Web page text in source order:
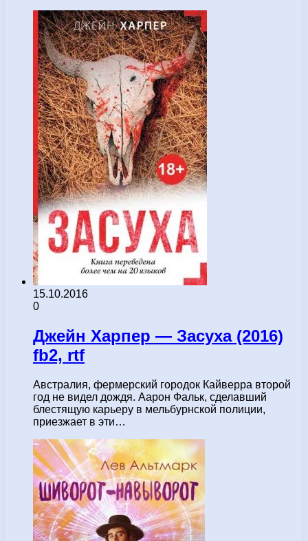
15.10.2016
0
Джейн Харпер — Засуха (2016)
fb2, rtf
Австралия, фермерский городок Кайверра второй
год не видел дождя. Аарон Фальк, сделавший
блестящую карьеру в мельбурнской полиции,
приезжает в эти…